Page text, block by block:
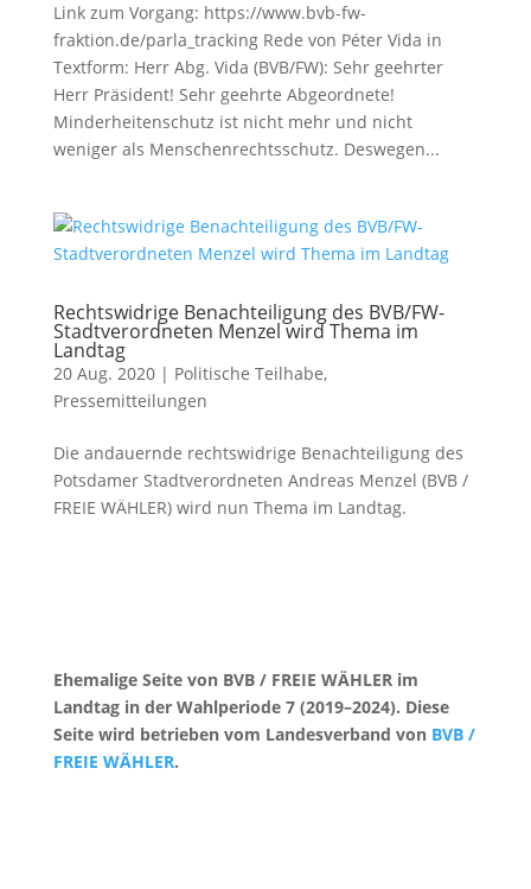
Link zum Vorgang: https://www.bvb-fw-
fraktion.de/parla_tracking Rede von Péter Vida in
Textform: Herr Abg. Vida (BVB/FW): Sehr geehrter
Herr Präsident! Sehr geehrte Abgeordnete!
Minderheitenschutz ist nicht mehr und nicht
weniger als Menschenrechtsschutz. Deswegen...
Rechtswidrige Benachteiligung des BVB/FW-
Stadtverordneten Menzel wird Thema im
Landtag
20 Aug. 2020| Politische Teilhabe,
Pressemitteilungen
Die andauernde rechtswidrige Benachteiligung des
Potsdamer Stadtverordneten Andreas Menzel (BVB /
FREIE WÄHLER) wird nun Thema im Landtag.
Ehemalige Seite von BVB / FREIE WÄHLER im
Landtag in der Wahlperiode 7 (2019–2024). Diese
Seite wird betrieben vom Landesverband von BVB /
FREIE WÄHLER.